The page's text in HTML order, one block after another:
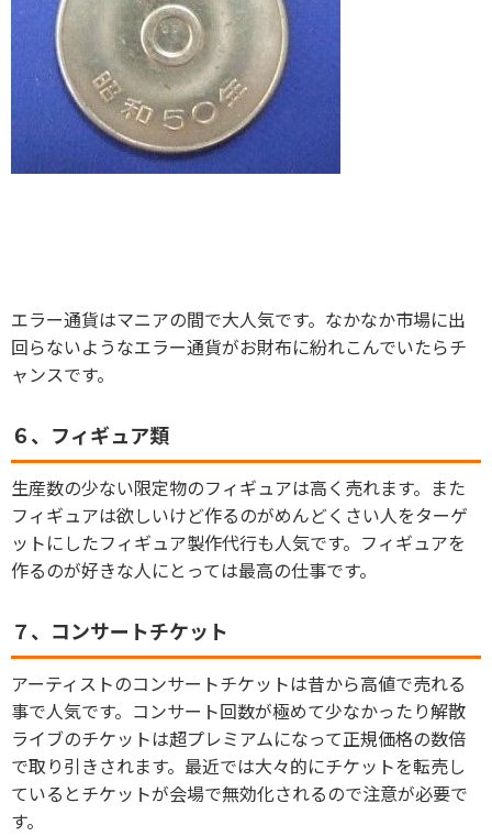
エラー通貨はマニアの間で大人気です。なかなか市場に出
回らないようなエラー通貨がお財布に紛れこんでいたらチ
ャンスです。
６、フィギュア類
生産数の少ない限定物のフィギュアは高く売れます。また
フィギュアは欲しいけど作るのがめんどくさい人をターゲ
ットにしたフィギュア製作代行も人気です。フィギュアを
作るのが好きな人にとっては最高の仕事です。
７、コンサートチケット
アーティストのコンサートチケットは昔から高値で売れる
事で人気です。コンサート回数が極めて少なかったり解散
ライブのチケットは超プレミアムになって正規価格の数倍
で取り引きされます。最近では大々的にチケットを転売し
ているとチケットが会場で無効化されるので注意が必要で
す。